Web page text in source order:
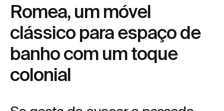
Romea, um móvel
clássico para espaço de
banho com um toque
colonial